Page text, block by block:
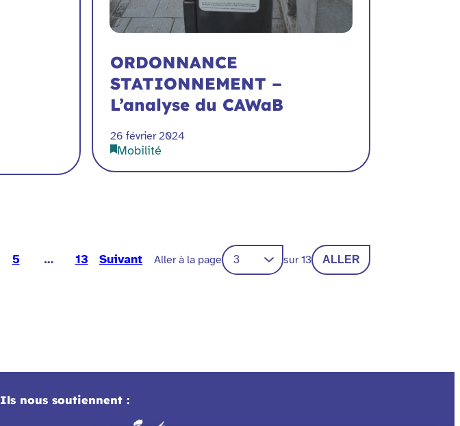
ORDONNANCE
STATIONNEMENT –
L’analyse du CAWaB
26 février 2024
Mobilité
5 … 13 Suivant Aller à la page sur 13 ALLER
Ils nous soutiennent :